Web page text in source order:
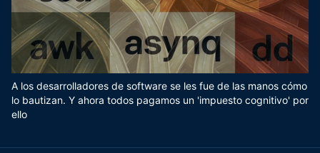
A los desarrolladores de software se les fue de las manos cómo
lo bautizan. Y ahora todos pagamos un 'impuesto cognitivo' por
ello